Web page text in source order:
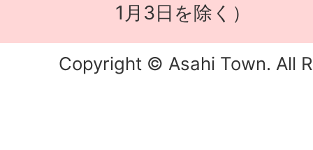
1月3日を除く）
Copyright © Asahi Town. All